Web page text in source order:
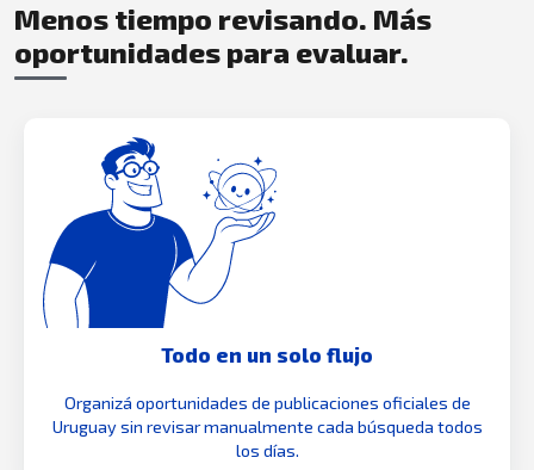
Menos tiempo revisando. Más
oportunidades para evaluar.
Todo en un solo flujo
Organizá oportunidades de publicaciones oficiales de
Uruguay sin revisar manualmente cada búsqueda todos
los días.